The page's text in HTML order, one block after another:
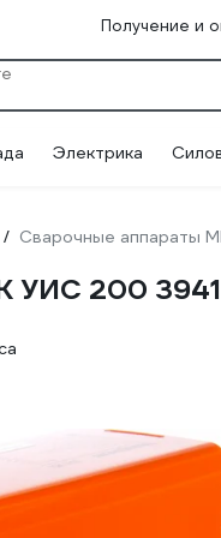
Получение и
Электрика
/ Сварочные аппараты
УИС 200